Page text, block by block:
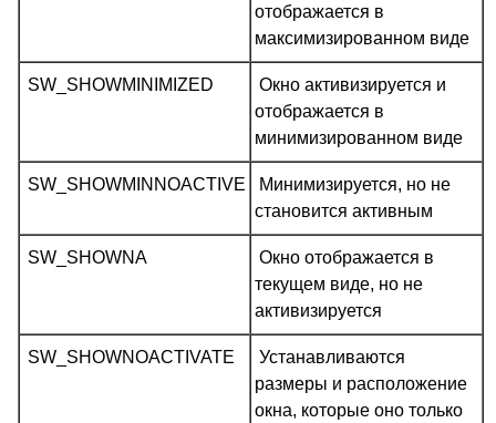
отображается в
максимизированном виде
SW_SHOWMINIMIZED
Окно активизируется и
отображается в
минимизированном виде
SW_SHOWMINNOACTIVE
Минимизируется, но не
становится активным
SW_SHOWNA
Окно отображается в
текущем виде, но не
активизируется
SW_SHOWNOACTIVATE
Устанавливаются
размеры и расположение
окна, которые оно только